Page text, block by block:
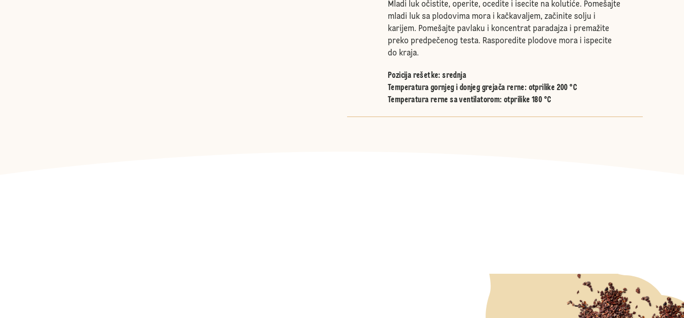
Mladi luk očistite, operite, ocedite i isecite na kolutiće. Pomešajte
mladi luk sa plodovima mora i kačkavaljem, začinite solju i
karijem. Pomešajte pavlaku i koncentrat paradajza i premažite
preko predpečenog testa. Rasporedite plodove mora i ispecite
do kraja.
Pozicija rešetke:srednja
Temperatura gornjeg i donjeg grejača rerne: otprilike 200 °C
Temperatura rerne sa ventilatorom: otprilike 180 °C